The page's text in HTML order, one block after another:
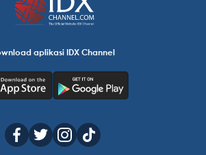
aplikasi IDX Channel